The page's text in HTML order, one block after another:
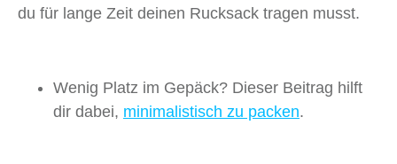
du für lange Zeit deinen Rucksack tragen musst.
Wenig Platz im Gepäck? Dieser Beitrag hilft
dir dabei, minimalistisch zu packen.